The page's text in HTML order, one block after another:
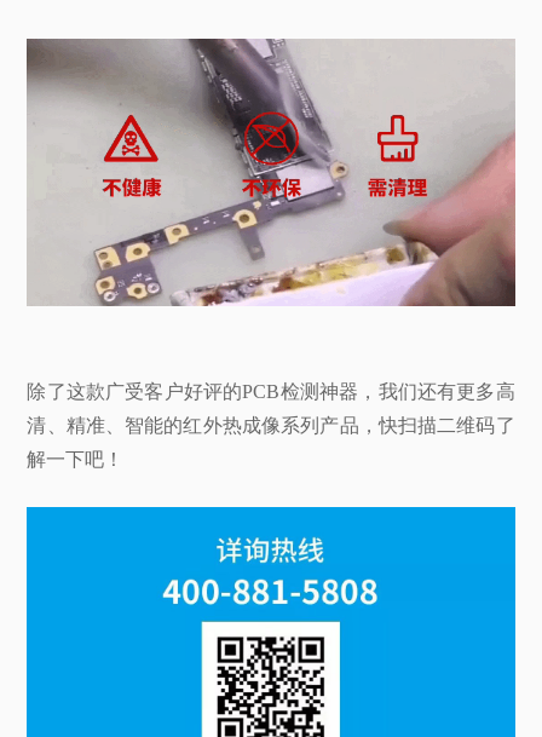
除了这款广受客户好评的PCB检测神器，我们还有更多高
清、精准、智能的红外热成像系列产品，快扫描二维码了
解一下吧！